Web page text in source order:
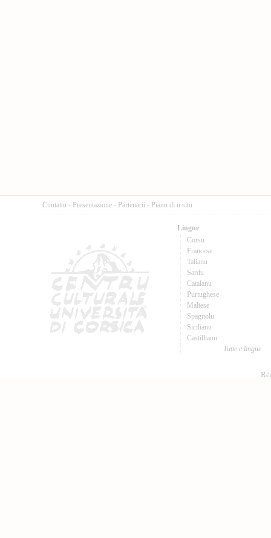
Cuntattu - Presentazione - Partenarii - Pianu di u situ
Lingue
Corsu
Francese
Talianu
Sardu
Catalanu
Purtughese
Maltese
Spagnolu
Sicilianu
Castillianu
Tutte e lingue